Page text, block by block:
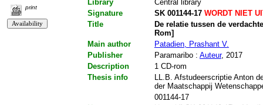
print
Library
Central library
Signature
SK 001144-17WORDT NIET
Title
De relatie tussen de
Rom]
Main author
Patadien, Prashant V.
Publisher
Paramaribo : Auteur, 2017
Description
1 CD-rom
Thesis info
LL.B. Afstudeerscriptie Anton
der Maatschappij
001144-17